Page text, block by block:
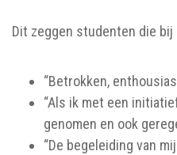
Dit zeggen studenten die bij
“Betrokken,
“Als ik met een
genomen en ook
“De begeleiding van